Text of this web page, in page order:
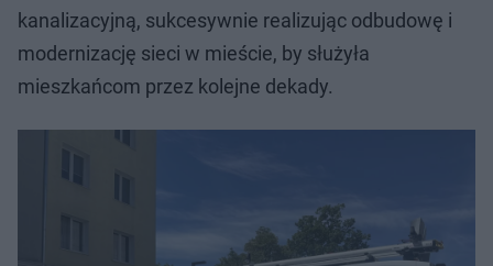
kanalizacyjną, sukcesywnie realizując odbudowę i
modernizację sieci w mieście, by służyła
mieszkańcom przez kolejne dekady.